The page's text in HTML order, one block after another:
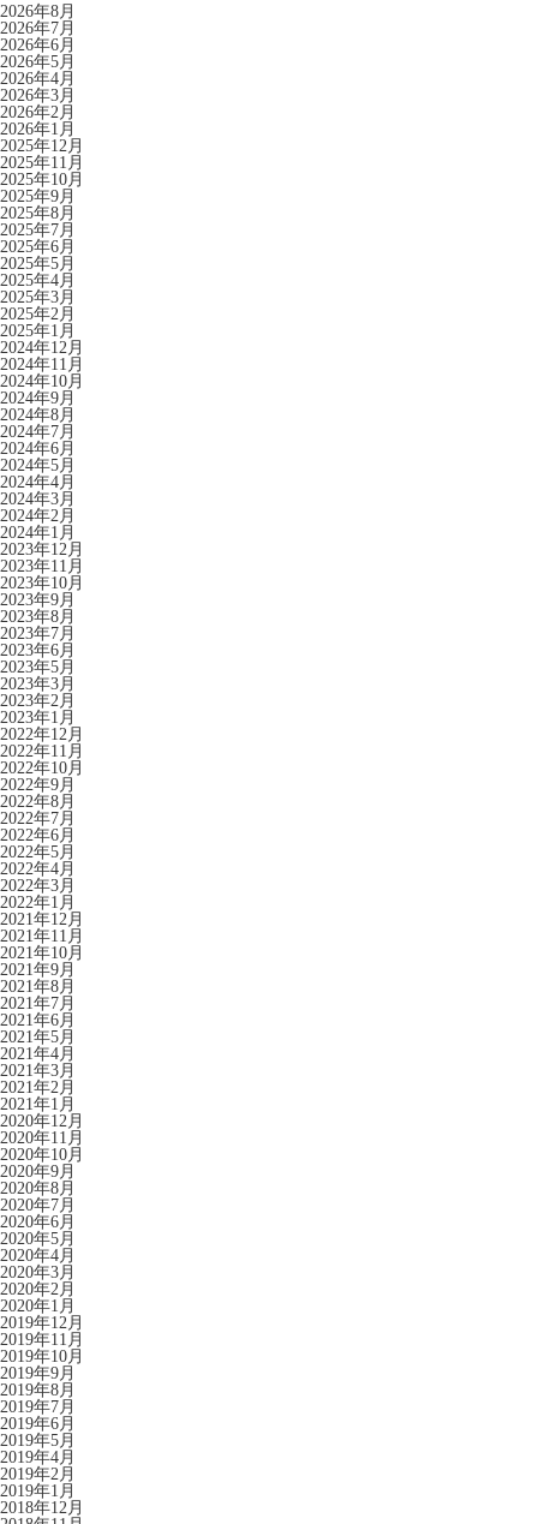
2026年8月
2026年7月
2026年6月
2026年5月
2026年4月
2026年3月
2026年2月
2026年1月
2025年12月
2025年11月
2025年10月
2025年9月
2025年8月
2025年7月
2025年6月
2025年5月
2025年4月
2025年3月
2025年2月
2025年1月
2024年12月
2024年11月
2024年10月
2024年9月
2024年8月
2024年7月
2024年6月
2024年5月
2024年4月
2024年3月
2024年2月
2024年1月
2023年12月
2023年11月
2023年10月
2023年9月
2023年8月
2023年7月
2023年6月
2023年5月
2023年3月
2023年2月
2023年1月
2022年12月
2022年11月
2022年10月
2022年9月
2022年8月
2022年7月
2022年6月
2022年5月
2022年4月
2022年3月
2022年1月
2021年12月
2021年11月
2021年10月
2021年9月
2021年8月
2021年7月
2021年6月
2021年5月
2021年4月
2021年3月
2021年2月
2021年1月
2020年12月
2020年11月
2020年10月
2020年9月
2020年8月
2020年7月
2020年6月
2020年5月
2020年4月
2020年3月
2020年2月
2020年1月
2019年12月
2019年11月
2019年10月
2019年9月
2019年8月
2019年7月
2019年6月
2019年5月
2019年4月
2019年2月
2019年1月
2018年12月